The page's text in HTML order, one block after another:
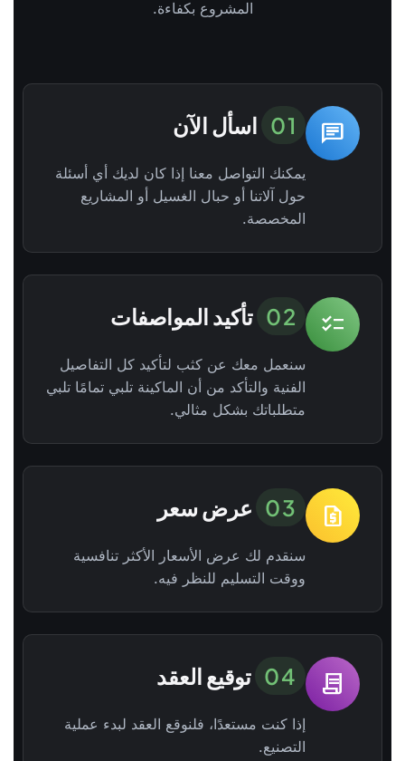
المشروع بكفاءة.
chat
01 اسأل الآن
يمكنك التواصل معنا إذا كان لديك أي أسئلة
حول آلاتنا أو حبال الغسيل أو المشاريع
المخصصة.
checklist
02 تأكيد المواصفات
سنعمل معك عن كثب لتأكيد كل التفاصيل
الفنية والتأكد من أن الماكينة تلبي تمامًا تلبي
متطلباتك بشكل مثالي.
request_quote
03 عرض سعر
سنقدم لك عرض الأسعار الأكثر تنافسية
ووقت التسليم للنظر فيه.
contract
04 توقيع العقد
إذا كنت مستعدًا، فلنوقع العقد لبدء عملية
التصنيع.